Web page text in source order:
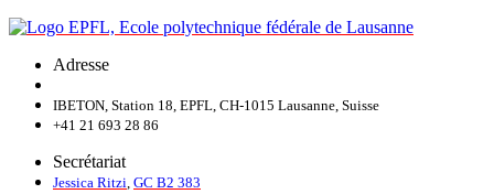
Adresse
IBETON, Station 18, EPFL, CH-1015 Lausanne, Suisse
+41 21 693 28 86
Secrétariat
Jessica Ritzi GC B2 383